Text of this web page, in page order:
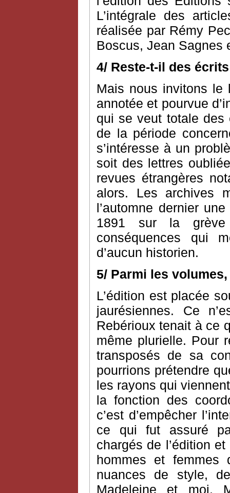
L’intégrale des
réalisée par Rémy
Boscus, Jean Sagnes
4/ Reste-t-il des
Mais nous invitons le
annotée et pourvue
qui se veut totale des
de la période
s’intéresse à un
soit des lettres
revues étrangères
alors. Les archives
l’automne dernier
1891 sur la
conséquences qui
d’aucun historien.
5/ Parmi les
L’édition est placée
jaurésiennes. Ce
Rebérioux tenait à ce
même plurielle. Pour
transposés de sa
pourrions prétendre
les rayons qui
la fonction des
c’est d’empêcher
ce qui fut assuré
chargés de l’édition
hommes et
nuances de style,
Madeleine et moi,